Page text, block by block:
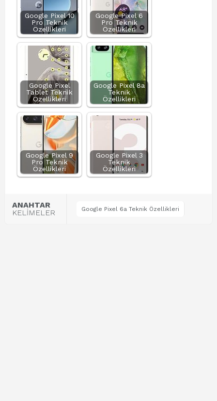
Google Pixel 10
Pro Teknik
Özellikleri
Google Pixel 6
Pro Teknik
Özellikleri
Google Pixel
Tablet Teknik
Özellikleri
Google Pixel 8a
Teknik
Özellikleri
Google Pixel 9
Pro Teknik
Özellikleri
Google Pixel 3
Teknik
Özellikleri
ANAHTAR
KELİMELER
Google Pixel 6a Teknik Özellikleri